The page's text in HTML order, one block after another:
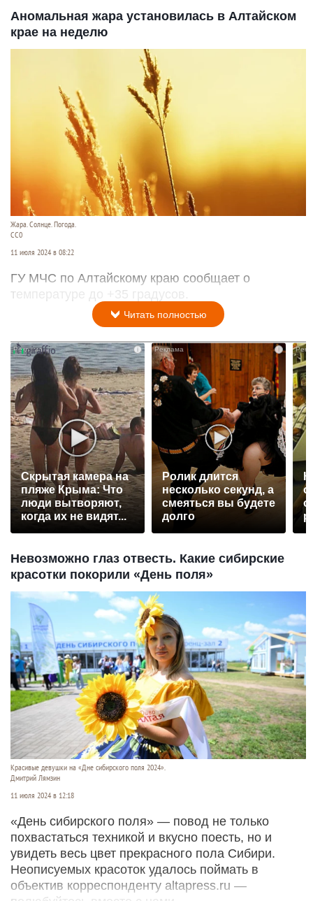
Аномальная жара установилась в Алтайском
крае на неделю
Жара. Солнце. Погода.
СС0
11 июля 2024 в 08:22
ГУ МЧС по Алтайскому краю сообщает о
температуре до +35 градусов.
Читать полностью
i
Скрытая камера на
пляже Крыма: Что
люди вытворяют,
когда их не видят...
i
Ролик длится
несколько секунд, а
смеяться вы будете
долго
Невозможно глаз отвесть. Какие сибирские
красотки покорили «День поля»
Красивые девушки на «Дне сибирского поля 2024».
Дмитрий Лямзин
11 июля 2024 в 12:18
«День сибирского поля» — повод не только
похвастаться техникой и вкусно поесть, но и
увидеть весь цвет прекрасного пола Сибири.
Неописуемых красоток удалось поймать в
объектив корреспонденту altapress.ru —